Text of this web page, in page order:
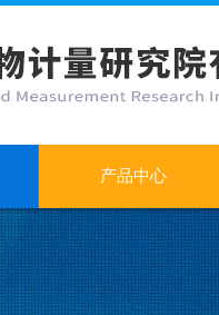
产品中心